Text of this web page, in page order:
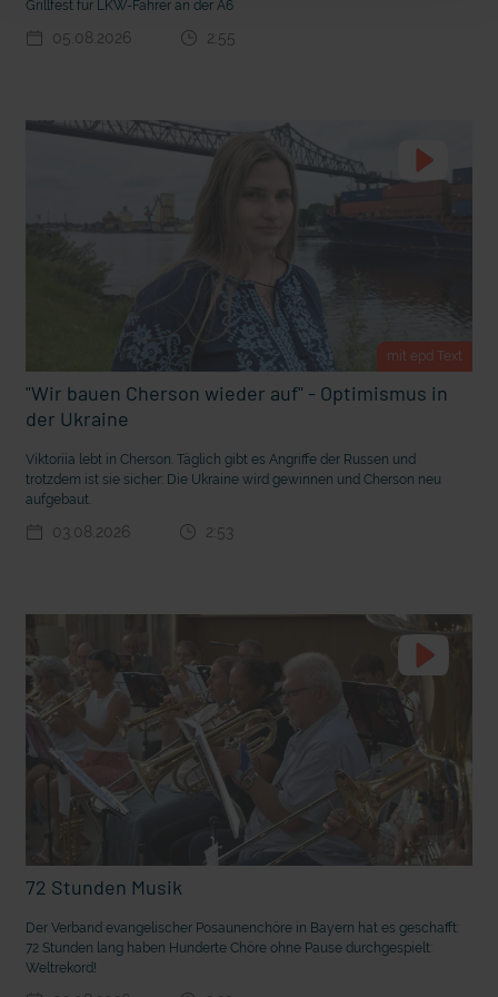
Nachhaltige Geldanlage: Rendite mit gutem Gewissen?
Ostern erleben wie vor 2000 Jahren in Jerusalem
deutsche Sprache? Vorhang auf für Kinderzirkus Giovanni
Grillfest für LKW-Fahrer an der A6
05.08.2026 2:55
mit epd Text
"Wir bauen Cherson wieder auf" - Optimismus in
der Ukraine
Viktoriia lebt in Cherson. Täglich gibt es Angriffe der Russen und
trotzdem ist sie sicher: Die Ukraine wird gewinnen und Cherson neu
aufgebaut.
03.08.2026 2:53
72 Stunden Musik
Der Verband evangelischer Posaunenchöre in Bayern hat es geschafft:
72 Stunden lang haben Hunderte Chöre ohne Pause durchgespielt:
Weltrekord!